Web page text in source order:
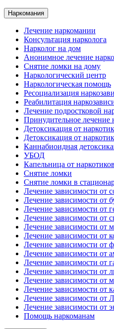
Наркомания
Лечение наркомании
Консультация нарколога
Нарколог на дом
Анонимное лечение
Снятие ломки на дому
Наркологический центр
Наркологическая помощь
Ресоциализация
Реабилитация
Лечение подростковой
Принудительное лечение
Детоксикация от
Детоксикация от
Каннабиоидная
УБОД
Капельница от наркотиков
Снятие ломки
Снятие ломки в
Лечение зависимости от
Лечение зависимости от
Лечение зависимости от
Лечение зависимости от
Лечение зависимости от
Лечение зависимости от
Лечение зависимости от
Лечение зависимости от
Лечение зависимости от
Лечение зависимости от
Лечение зависимости от
Лечение зависимости от
Лечение зависимости от
Лечение зависимости от
Помощь наркоманам